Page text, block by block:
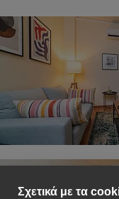
Σχετικά με τα